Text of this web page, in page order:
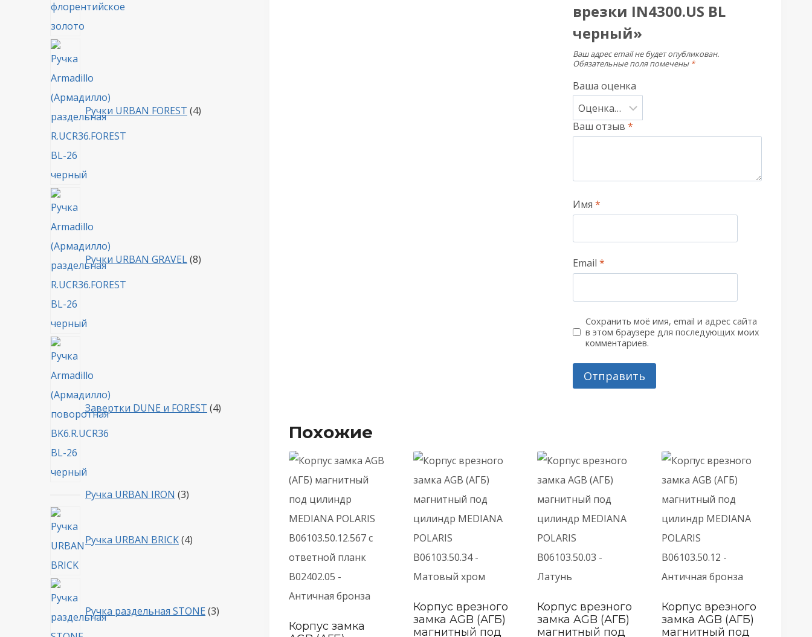
врезки IN4300.US BL
черный»
Ваш адрес email не будет опубликован.
Обязательные поля помечены *
Ваша оценка
Ваш отзыв *
Имя *
Email *
Сохранить моё имя, email и адрес сайта
в этом браузере для последующих моих
комментариев.
Похожие
Корпус замка
Корпус врезного
замка AGB (АГБ)
магнитный под
Корпус врезного
замка AGB (АГБ)
магнитный под
Корпус врезного
замка AGB (АГБ)
магнитный под
Ручки URBAN FOREST 4
Ручки URBAN GRAVEL 8
Завертки DUNE и FOREST 4
Ручка URBAN IRON 33
Ручка URBAN BRICK 4товара
Ручка раздельная STONE 3товара